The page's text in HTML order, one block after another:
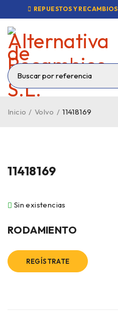
REPUESTOS Y RECAMBIOS
Inicio / Volvo / 11418169
11418169
Sin existencias
RODAMIENTO
REGÍSTRATE